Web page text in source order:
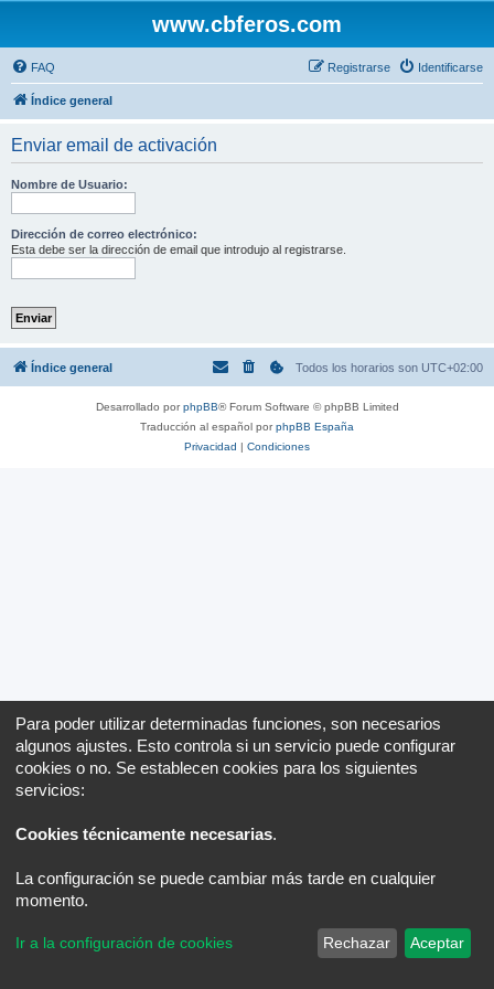
www.cbferos.com
FAQ Identificarse
Registrarse
Índice general
Enviar email de activación
Nombre de Usuario:
Dirección de correo electrónico:
Esta debe ser la dirección de email que introdujo al registrarse.
Índice general Todos los horarios son UTC+02:00
Desarrollado porphpBB® Forum Software © phpBB Limited
Traducción al español porphpBB España
Privacidad | Condiciones
Para poder utilizar determinadas funciones, son necesarios
algunos ajustes. Esto controla si un servicio puede configurar
cookies o no. Se establecen cookies para los siguientes
servicios:
Cookies técnicamente necesarias.
La configuración se puede cambiar más tarde en cualquier
momento.
Ir a la configuración de cookies Rechazar Aceptar